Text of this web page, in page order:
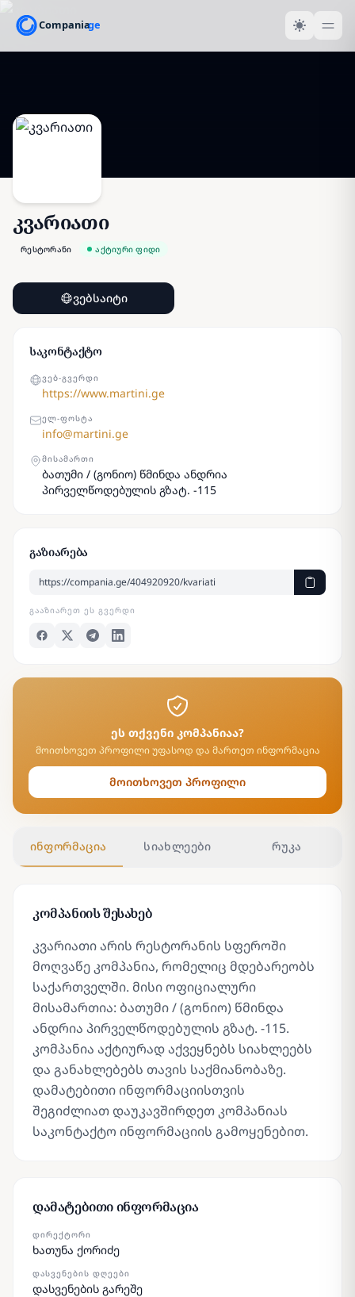
კვარიათი
რესტორანი აქტიური ფიდი
ვებსაიტი
საკონტაქტო
ᲕᲔᲑ-ᲒᲕᲔᲠᲓᲘ
https://www.martini.ge
ᲔᲚ-ᲤᲝᲡᲢᲐ
info@martini.ge
ᲛᲘᲡᲐᲛᲐᲠᲗᲘ
ბათუმი / (გონიო) წმინდა ანდრია
პირველწოდებულის გზატ. -115
გაზიარება
ᲒᲐᲐᲖᲘᲐᲠᲔᲗ ᲔᲡ ᲒᲕᲔᲠᲓᲘ
ეს თქვენი კომპანიაა?
მოითხოვეთ პროფილი უფასოდ და მართეთ ინფორმაცია
მოითხოვეთ პროფილი
ინფორმაცია სიახლეები რუკა
კომპანიის შესახებ
კვარიათი არის რესტორანის სფეროში
მოღვაწე კომპანია, რომელიც მდებარეობს
საქართველში. მისი ოფიციალური
მისამართია: ბათუმი / (გონიო) წმინდა
ანდრია პირველწოდებულის გზატ. -115.
კომპანია აქტიურად აქვეყნებს სიახლეებს
და განახლებებს თავის საქმიანობაზე.
დამატებითი ინფორმაციისთვის
შეგიძლიათ დაუკავშირდეთ კომპანიას
საკონტაქტო ინფორმაციის გამოყენებით.
დამატებითი ინფორმაცია
ᲓᲘᲠᲔᲥᲢᲝᲠᲘ
ხათუნა ქორიძე
ᲓᲐᲡᲕᲔᲜᲔᲑᲘᲡ ᲓᲦᲔᲔᲑᲘ
დასვენების გარეშე